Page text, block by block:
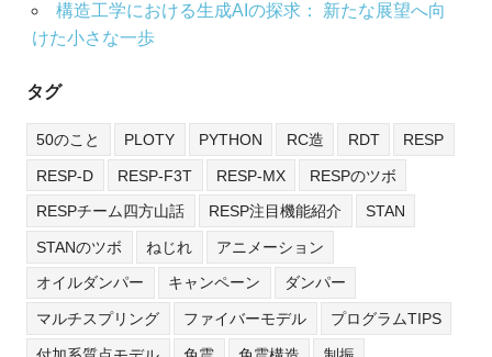
構造工学における生成AIの探求： 新たな展望へ向
けた小さな一歩
タグ
50のこと PLOTY PYTHON RC造 RDT RESP
RESP-D RESP-F3T RESP-MX RESPのツボ
RESPチーム四方山話 RESP注目機能紹介 STAN
STANのツボ ねじれ アニメーション
オイルダンパー キャンペーン ダンパー
マルチスプリング ファイバーモデル プログラムTIPS